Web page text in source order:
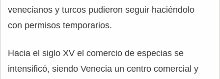
venecianos y turcos pudieron seguir haciéndolo
con permisos temporarios.
Hacia el siglo XV el comercio de especias se
intensificó, siendo Venecia un centro comercial y